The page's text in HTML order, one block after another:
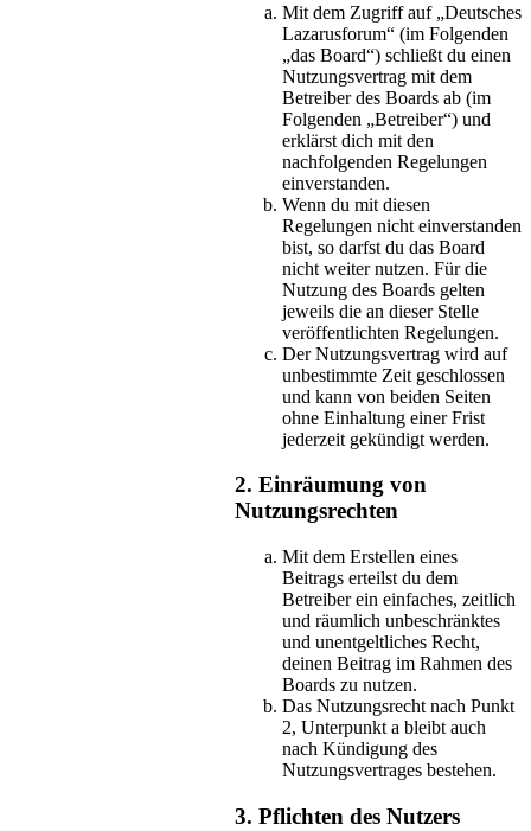
Mit dem Zugriff auf „Deutsches
Lazarusforum“ (im Folgenden
„das Board“) schließt du einen
Nutzungsvertrag mit dem
Betreiber des Boards ab (im
Folgenden „Betreiber“) und
erklärst dich mit den
nachfolgenden Regelungen
einverstanden.
Wenn du mit diesen
Regelungen nicht einverstanden
bist, so darfst du das Board
nicht weiter nutzen. Für die
Nutzung des Boards gelten
jeweils die an dieser Stelle
veröffentlichten Regelungen.
Der Nutzungsvertrag wird auf
unbestimmte Zeit geschlossen
und kann von beiden Seiten
ohne Einhaltung einer Frist
jederzeit gekündigt werden.
2. Einräumung von
Nutzungsrechten
Mit dem Erstellen eines
Beitrags erteilst du dem
Betreiber ein einfaches, zeitlich
und räumlich unbeschränktes
und unentgeltliches Recht,
deinen Beitrag im Rahmen des
Boards zu nutzen.
Das Nutzungsrecht nach Punkt
2, Unterpunkt a bleibt auch
nach Kündigung des
Nutzungsvertrages bestehen.
3. Pflichten des Nutzers